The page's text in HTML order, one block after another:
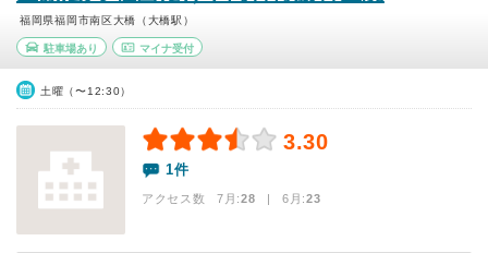
福岡県福岡市南区大橋（大橋駅）
駐車場あり マイナ受付
土曜（〜12:30）
3.30
1件
アクセス数 7月:28 | 6月:23